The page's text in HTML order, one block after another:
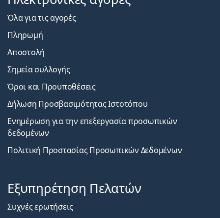
Όλα για τις αγορές
Πληρωμή
Αποστολή
Σημεία συλλογής
Όροι και Προϋποθέσεις
Δήλωση Προσβασιμότητας Ιστοτόπου
Ενημέρωση για την επεξεργασία προσωπικών
δεδομένων
Πολιτική Προστασίας Προσωπικών Δεδομένων
Εξυπηρέτηση Πελατών
Συχνές ερωτήσεις